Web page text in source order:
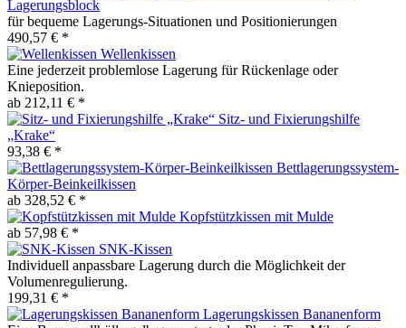
Lagerungsblock
für bequeme Lagerungs-Situationen und Positionierungen
490,57 € *
Wellenkissen
Eine jederzeit problemlose Lagerung für Rückenlage oder
Knieposition.
ab 212,11 € *
Sitz- und Fixierungshilfe
„Krake“
93,38 € *
Bettlagerungssystem-
Körper-Beinkeilkissen
ab 328,52 € *
Kopfstützkissen mit Mulde
ab 57,98 € *
SNK-Kissen
Individuell anpassbare Lagerung durch die Möglichkeit der
Volumenregulierung.
199,31 € *
Lagerungskissen Bananenform